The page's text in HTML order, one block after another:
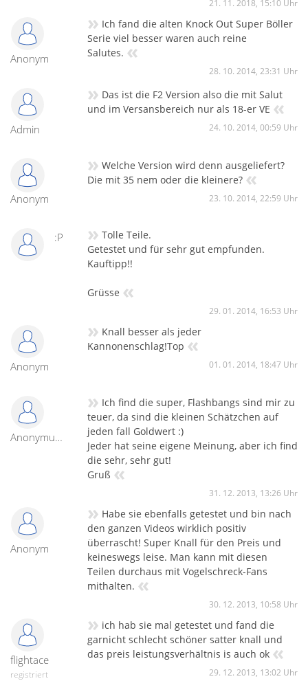
21. 11. 2018, 15:10 Uhr
Anonym
» Ich fand die alten Knock Out Super Böller
Serie viel besser waren auch reine
Salutes. «
28. 10. 2014, 23:31 Uhr
Admin
» Das ist die F2 Version also die mit Salut
und im Versansbereich nur als 18-er VE «
24. 10. 2014, 00:59 Uhr
Anonym
» Welche Version wird denn ausgeliefert?
Die mit 35 nem oder die kleinere? «
23. 10. 2014, 22:59 Uhr
:P » Tolle Teile.
Getestet und für sehr gut empfunden.
Kauftipp!!
Grüsse «
29. 01. 2014, 16:53 Uhr
Anonym
» Knall besser als jeder
Kannonenschlag!Top «
01. 01. 2014, 18:47 Uhr
AnonymusAnonym
» Ich find die super, Flashbangs sind mir zu
teuer, da sind die kleinen Schätzchen auf
jeden fall Goldwert :)
Jeder hat seine eigene Meinung, aber ich find
die sehr, sehr gut!
Gruß «
31. 12. 2013, 13:26 Uhr
Anonym
» Habe sie ebenfalls getestet und bin nach
den ganzen Videos wirklich positiv
überrascht! Super Knall für den Preis und
keineswegs leise. Man kann mit diesen
Teilen durchaus mit Vogelschreck-Fans
mithalten. «
30. 12. 2013, 10:58 Uhr
flightace
registriert
» ich hab sie mal getestet und fand die
garnicht schlecht schöner satter knall und
das preis leistungsverhältnis is auch ok «
29. 12. 2013, 13:02 Uhr